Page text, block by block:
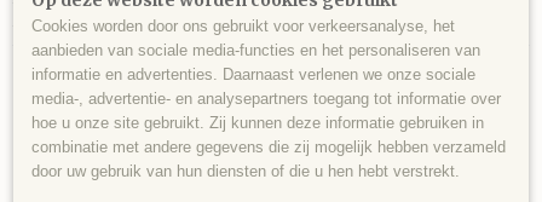
fosforescerend
Cookies worden door ons gebruikt voor verkeersanalyse, het
aanbieden van sociale media-functies en het personaliseren van
informatie en advertenties. Daarnaast verlenen we onze sociale
media-, advertentie- en analysepartners toegang tot informatie over
hoe u onze site gebruikt. Zij kunnen deze informatie gebruiken in
combinatie met andere gegevens die zij mogelijk hebben verzameld
door uw gebruik van hun diensten of die u hen hebt verstrekt.